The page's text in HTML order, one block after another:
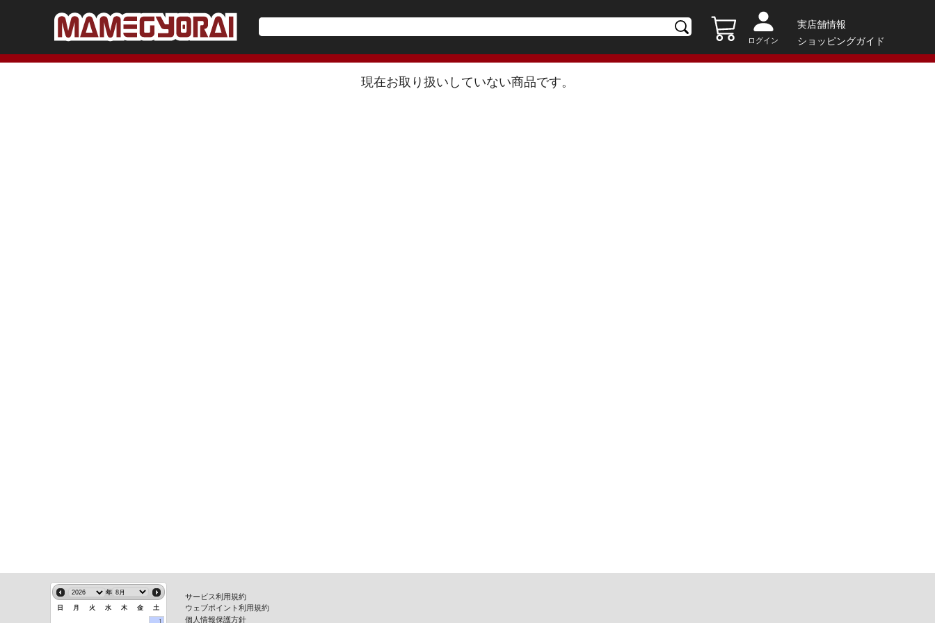
ログイン
実店舗情報
ショッピングガイド
現在お取り扱いしていない商品です。
年
日 月 火 水 木 金
土
1
サービス利用規約
ウェブポイント利用規約
個人情報保護方針